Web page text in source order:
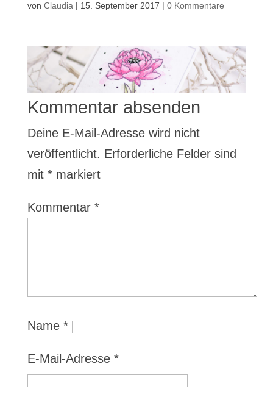
von Claudia | 15. September 2017 | 0 Kommentare
Kommentar absenden
Deine E-Mail-Adresse wird nicht
veröffentlicht. Erforderliche Felder sind
mit *markiert
Kommentar *
Name *
E-Mail-Adresse *